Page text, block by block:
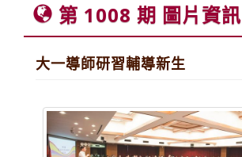
第 1008 期 圖片資訊
大一導師研習輔導新生